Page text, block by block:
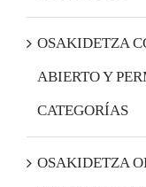
OSAKIDETZA
ABIERTO Y
CATEGORÍAS
OSAKIDETZA